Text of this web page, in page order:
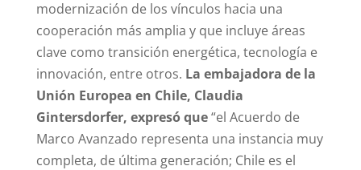
modernización de los vínculos hacia una
cooperación más amplia y que incluye áreas
clave como transición energética, tecnología e
innovación, entre otros. La embajadora de la
Unión Europea en Chile, Claudia
Gintersdorfer, expresó que“el Acuerdo de
Marco Avanzado representa una instancia muy
completa, de última generación; Chile es el